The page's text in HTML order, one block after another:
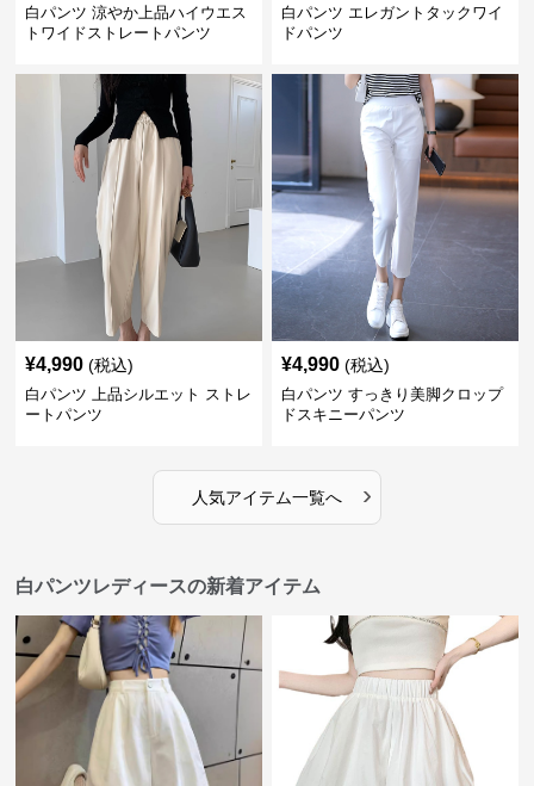
白パンツ 涼やか上品ハイウエス
トワイドストレートパンツ
白パンツ エレガントタックワイ
ドパンツ
¥4,990 (税込)
白パンツ 上品シルエット ストレ
ートパンツ
¥4,990 (税込)
白パンツ すっきり美脚クロップ
ドスキニーパンツ
人気アイテム一覧へ ›
白パンツレディースの新着アイテム